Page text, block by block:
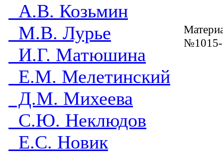
А.В. Козьмин
М.В. Лурье
И.Г. Матюшина
Е.М. Мелетинский
Д.М. Михеева
С.Ю. Неклюдов
Е.С. Новик
№1015-